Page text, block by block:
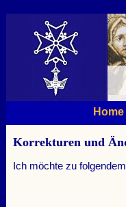
Home
Korrekturen und
Ich möchte zu